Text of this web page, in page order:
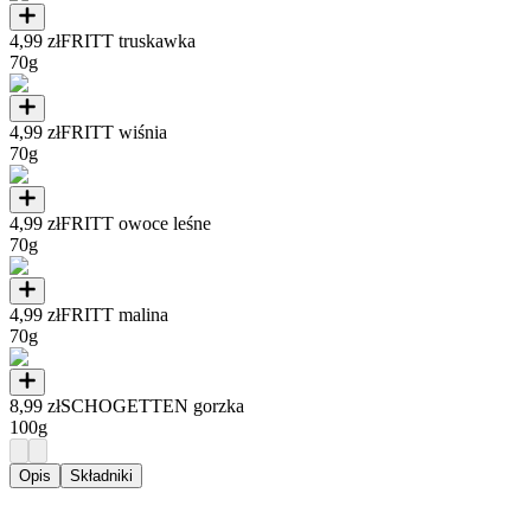
4,99 złFRITT truskawka
70g
4,99 złFRITT wiśnia
70g
4,99 złFRITT owoce leśne
70g
4,99 złFRITT malina
70g
8,99 złSCHOGETTEN gorzka
100g
Opis Składniki